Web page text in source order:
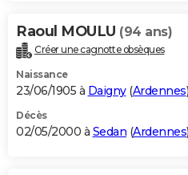
Raoul MOULU (94 ans)
Créer une cagnotte obsèques
Naissance
23/06/1905 à Daigny(Ardennes)
Décès
02/05/2000 à Sedan (Ardennes)